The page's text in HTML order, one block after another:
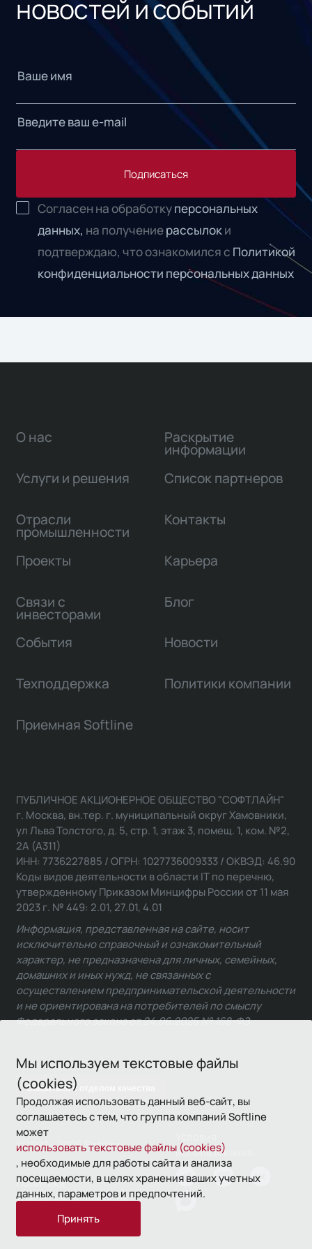
новостей и событий
Подписаться
Согласен на обработкуперсональных
данных, на получениерассылоки
подтверждаю, что ознакомился с Политикой
конфиденциальности персональных данных
Мы используем текстовые файлы
(cookies)
Продолжая использовать данный веб-сайт, вы
соглашаетесь с тем, что группа компаний Softline
может
использовать текстовые файлы (cookies)
, необходимые для работы сайта и анализа
посещаемости, в целях хранения ваших учетных
данных, параметров и предпочтений.
Принять
О нас
Услуги и решения
Отрасли
промышленности
Проекты
Связи с
инвесторами
Раскрытие
информации
Список партнеров
Контакты
Карьера
Блог
События Новости
Техподдержка Политики компании
Приемная Softline
Связаться с отделом качества
ПУБЛИЧНОЕ АКЦИОНЕРНОЕ ОБЩЕСТВО "СОФТЛАЙН"
г. Москва, вн.тер. г. муниципальный округ Хамовники,
ул Льва Толстого, д. 5, стр. 1, этаж 3, помещ. 1, ком. №2,
2А (А311)
ИНН: 7736227885 / ОГРН: 1027736009333 / ОКВЭД: 46.90
Коды видов деятельности в области IT по перечню,
утвержденному Приказом Минцифры России от 11 мая
2023 г. № 449: 2.01, 27.01, 4.01
Информация, представленная на сайте, носит
исключительно справочный и ознакомительный
характер, не предназначена для личных, семейных,
домашних и иных нужд, не связанных с
осуществлением предпринимательской деятельности
и не ориентирована на потребителей по смыслу
Федерального закона от 24.06.2025 № 168-ФЗ.
© 1993—2026 Softline
использования
Политика
конфиденциальности